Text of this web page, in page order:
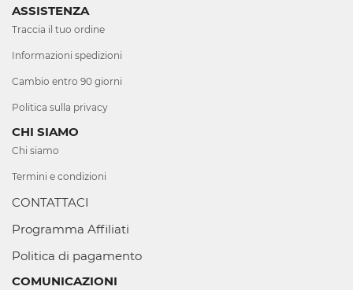
ASSISTENZA
Traccia il tuo ordine
Informazioni spedizioni
Cambio entro 90 giorni
Politica sulla privacy
CHI SIAMO
Chi siamo
Termini e condizioni
CONTATTACI
Programma Affiliati
Politica di pagamento
COMUNICAZIONI